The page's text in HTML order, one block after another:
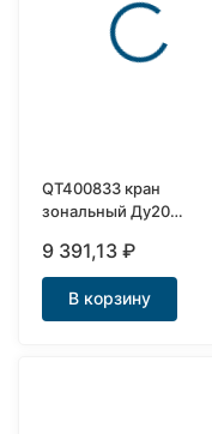
QT400833 кран
зональный Ду20
9 391,13₽
В корзину